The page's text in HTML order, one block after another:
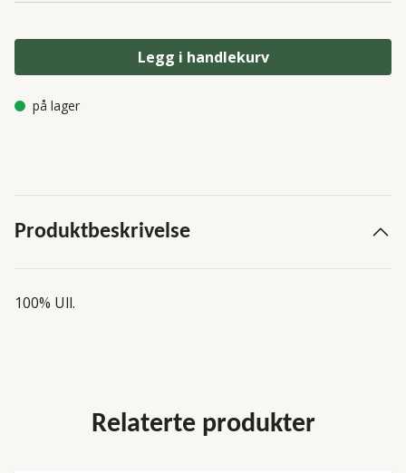
Legg i handlekurv
på lager
Produktbeskrivelse
100% Ull.
Relaterte produkter